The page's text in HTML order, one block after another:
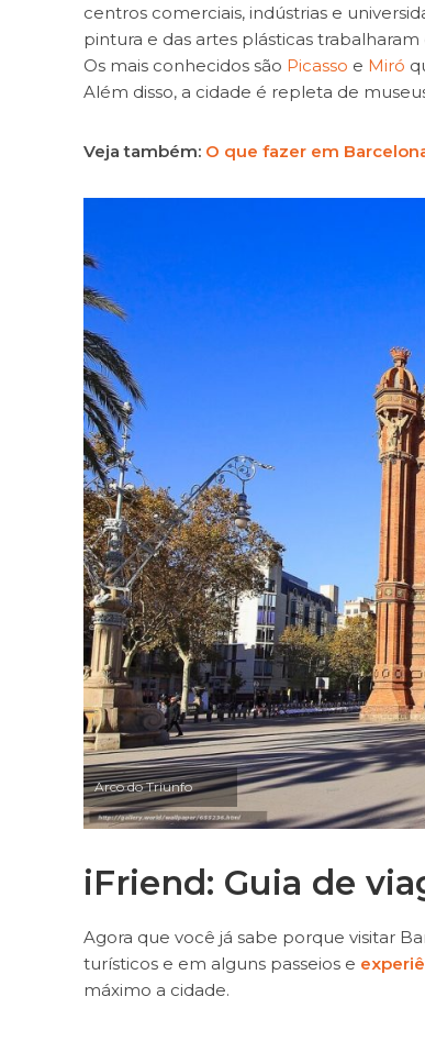
centros comerciais, indústrias e
pintura e das artes plásticas
Os mais conhecidos são Picasso e Miró
Além disso, a cidade é repleta de
Veja também: O que fazer em
Arco do Triunfo
iFriend: Guia de
Agora que você já sabe porque visitar
turísticos e em alguns passeios e
máximo a cidade.